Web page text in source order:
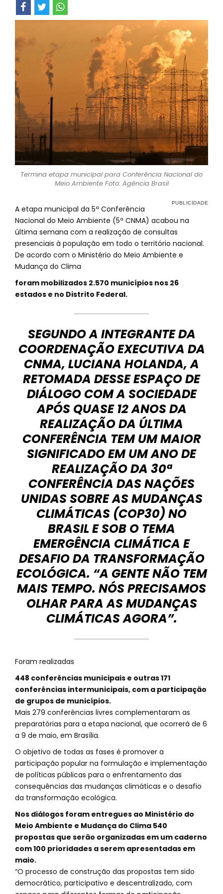
Termina etapa municipal para Conferência Nacional do
Meio Ambiente Foto: Agência Brasil
A etapa municipal da 5ª Conferência
Nacional do Meio Ambiente (5ª CNMA) acabou na
última semana com a realização de consultas
presenciais à população em todo o território nacional.
De acordo com o Ministério do Meio Ambiente e
Mudança do Clima
foram mobilizados 2.570 municípios nos 26
estados e no Distrito Federal.
SEGUNDO A INTEGRANTE DA
COORDENAÇÃO EXECUTIVA DA
CNMA, LUCIANA HOLANDA, A
RETOMADA DESSE ESPAÇO DE
DIÁLOGO COM A SOCIEDADE
APÓS QUASE 12 ANOS DA
REALIZAÇÃO DA ÚLTIMA
CONFERÊNCIA TEM UM MAIOR
SIGNIFICADO EM UM ANO DE
REALIZAÇÃO DA 30ª
CONFERÊNCIA DAS NAÇÕES
UNIDAS SOBRE AS MUDANÇAS
CLIMÁTICAS (COP30) NO
BRASIL E SOB O TEMA
EMERGÊNCIA CLIMÁTICA E
DESAFIO DA TRANSFORMAÇÃO
ECOLÓGICA. “A GENTE NÃO TEM
MAIS TEMPO. NÓS PRECISAMOS
OLHAR PARA AS MUDANÇAS
CLIMÁTICAS AGORA”.
Foram realizadas
448 conferências municipais e outras 171
conferências intermunicipais, com a participação
de grupos de municípios.
Mais 279 conferências livres complementaram as
preparatórias para a etapa nacional, que ocorrerá de 6
a 9 de maio, em Brasília.
O objetivo de todas as fases é promover a
participação popular na formulação e implementação
de políticas públicas para o enfrentamento das
consequências das mudanças climáticas e o desafio
da transformação ecológica.
Nos diálogos foram entregues ao Ministério do
Meio Ambiente e Mudança do Clima 540
propostas que serão organizadas em um caderno
com 100 prioridades a serem apresentadas em
maio.
“O processo de construção das propostas tem sido
democrático, participativo e descentralizado, com